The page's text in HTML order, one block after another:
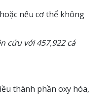
nếu cơ thể không
cứu với 457,922 cá
thành phần oxy hóa,